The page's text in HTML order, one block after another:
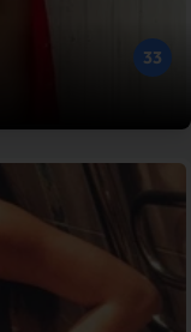
33